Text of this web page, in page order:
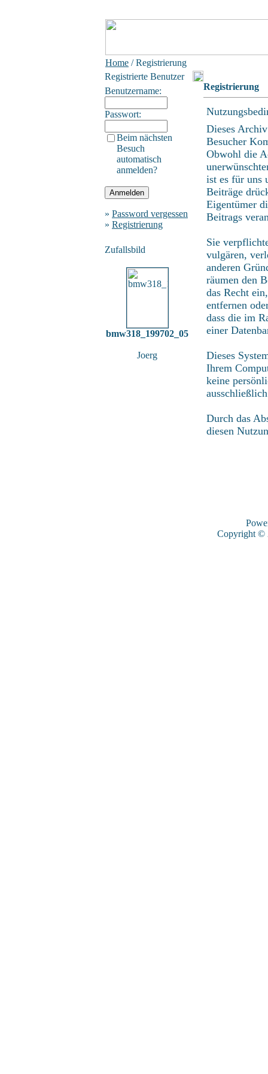
Home / Registrierung
Registrierte Benutzer
Benutzername:
Passwort:
Beim nächsten
Besuch
automatisch
anmelden?
» Password vergessen
» Registrierung
Zufallsbild
bmw318_199702_05
Joerg
Registrierung
Dieses
Besucher
Obwohl die
ist es für uns
Beiträge
Eigentümer
Beitrags
Sie
vulgären,
anderen
räumen den
das Recht
entfernen
dass die im
einer
Dieses
Ihrem
keine
Durch das
diesen
Copyright ©